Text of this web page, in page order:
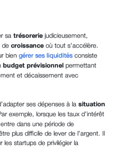
sa trésorerie judicieusement,
de croissance où tout s’accélère.
bien gérer ses liquidités consiste
budget prévisionnel permettant
et décaissement avec
ses dépenses à la situation
exemple, lorsque les taux d’intérêt
dans une période de
plus difficile de lever de l’argent. Il
les startups de privilégier la